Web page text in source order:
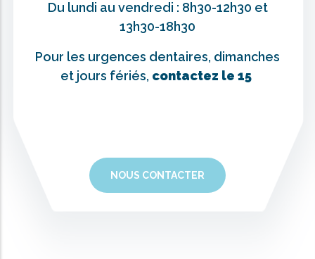
Du lundi au vendredi : 8h30-12h30 et
13h30-18h30
Pour les urgences dentaires, dimanches
et jours fériés, contactez le 15
NOUS CONTACTER